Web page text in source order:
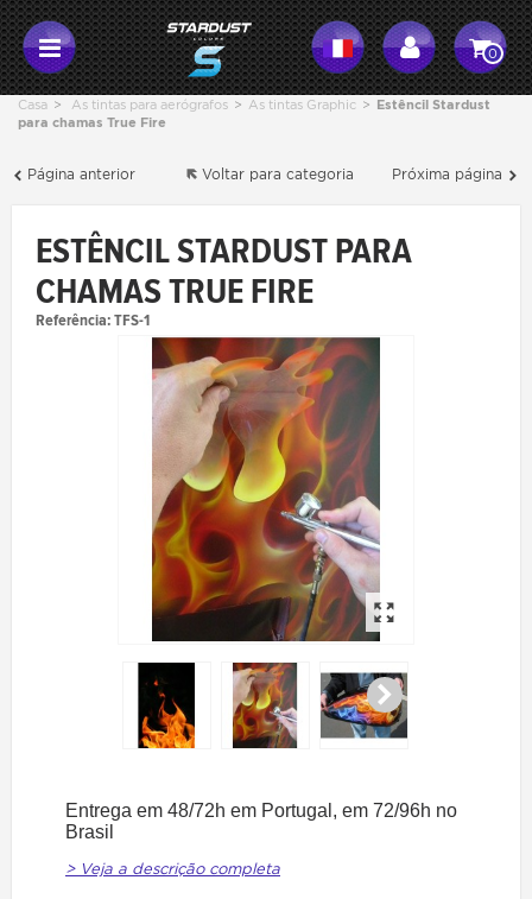
0
Casa > As tintas para aerógrafos > As tintas Graphic > Estêncil Stardust
para chamas True Fire
Página anterior Próxima página
Voltar para categoria
ESTÊNCIL STARDUST PARA
CHAMAS TRUE FIRE
Referência:TFS-1
Entrega em 48/72h em Portugal, em 72/96h no
Brasil
> Veja a descrição completa